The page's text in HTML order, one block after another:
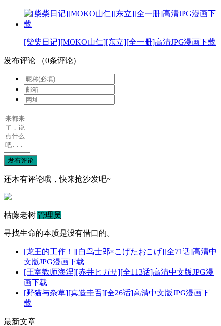
[柴柴日记][MOKO山仁][东立][全一册]高清JPG漫画下载
发布评论 （0条评论）
发布评论
还木有评论哦，快来抢沙发吧~
枯藤老树 管理员
寻找生命的本质是没有借口的。
[龙王的工作！][白鸟士郎×こげたおこげ][全71话]高清中
文版JPG漫画下载
[王室教师海涅][赤井ヒガサ][全113话]高清中文版JPG漫
画下载
[野猫与杂草][真造圭吾][全26话]高清中文版JPG漫画下
载
最新文章